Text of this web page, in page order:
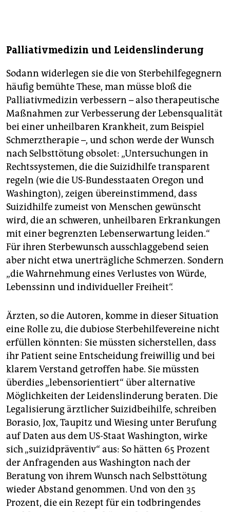
plädieren die SPD-Politikerin Carola Reimann und der
liberale Lösung, die Ärzten die Sterbehilfe in engen
Grenzen erlaubt. Grundsätzlich wollen große Teile von
Union und SPD die organisierte Sterbehilfe durch
Vereine verbieten.
Palliativmedizin und Leidenslinderung
Sodann widerlegen sie die von Sterbehilfegegnern
häufig bemühte These, man müsse bloß die
Palliativmedizin verbessern – also therapeutische
Maßnahmen zur Verbesserung der Lebensqualität
bei einer unheilbaren Krankheit, zum Beispiel
Schmerztherapie –, und schon werde der Wunsch
nach Selbsttötung obsolet: „Untersuchungen in
Rechtssystemen, die die Suizidhilfe transparent
regeln (wie die US-Bundesstaaten Oregon und
Washington), zeigen übereinstimmend, dass
Suizidhilfe zumeist von Menschen gewünscht
wird, die an schweren, unheilbaren Erkrankungen
mit einer begrenzten Lebenserwartung leiden.“
Für ihren Sterbewunsch ausschlaggebend seien
aber nicht etwa unerträgliche Schmerzen. Sondern
„die Wahrnehmung eines Verlustes von Würde,
Lebenssinn und individueller Freiheit“.
Ärzten, so die Autoren, komme in dieser Situation
eine Rolle zu, die dubiose Sterbehilfevereine nicht
erfüllen könnten: Sie müssten sicherstellen, dass
ihr Patient seine Entscheidung freiwillig und bei
klarem Verstand getroffen habe. Sie müssten
überdies „lebensorientiert“ über alternative
Möglichkeiten der Leidenslinderung beraten. Die
Legalisierung ärztlicher Suizidbeihilfe, schreiben
Borasio, Jox, Taupitz und Wiesing unter Berufung
auf Daten aus dem US-Staat Washington, wirke
sich „suizidpräventiv“ aus: So hätten 65 Prozent
der Anfragenden aus Washington nach der
Beratung von ihrem Wunsch nach Selbsttötung
wieder Abstand genommen. Und von den 35
Prozent, die ein Rezept für ein todbringendes